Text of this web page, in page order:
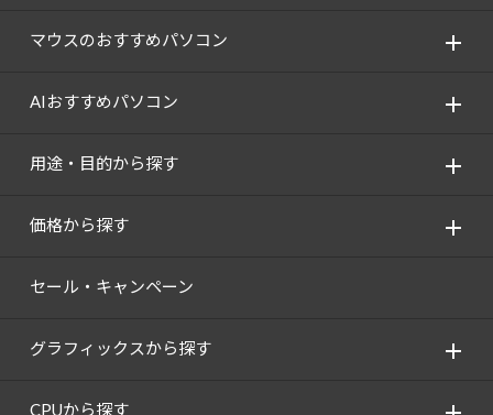
マウスのおすすめパソコン
AIおすすめパソコン
用途・目的から探す
価格から探す
セール・キャンペーン
グラフィックスから探す
CPUから探す